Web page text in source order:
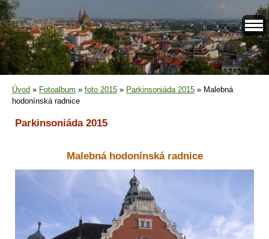
Úvod » Fotoalbum » foto 2015 » Parkinsoniáda 2015 » Malebná
hodonínská radnice
Parkinsoniáda 2015
Malebná hodonínská radnice